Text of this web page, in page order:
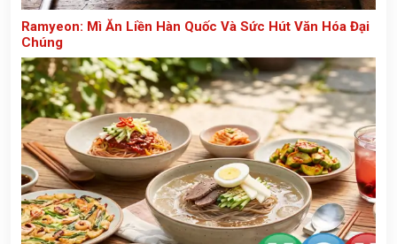
Ramyeon: Mì Ăn Liền Hàn Quốc Và Sức Hút Văn Hóa Đại
Chúng